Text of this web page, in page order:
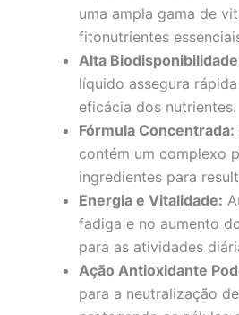
uma ampla gama de
fitonutrientes
Alta
líquido assegura
eficácia dos nutrientes.
Fórmula Concentrada:
contém um complexo
ingredientes para
Energia e Vitalidade:
fadiga e no aumento
para as atividades
Ação Antioxidante
para a neutralização